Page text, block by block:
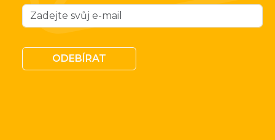
ODEBÍRAT